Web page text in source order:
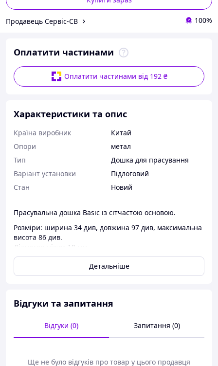
Продавець Сервіс-СВ 100%
Оплатити частинами
Оплатити частинами від 192 ₴
Характеристики та опис
Країна виробник
Китай
Опори
метал
Тип
Дошка для прасування
Варіант установки
Підлоговий
Стан
Новий
Прасувальна дошка Basic із сітчастою основою.
Розміри: ширина 34 див, довжина 97 див, максимальна
висота 86 див.
Діаметер ніжок 19 мм.
Порошкове покриття металевих поверхонь.
Чохол виготовлений зі 100% бавовни.
Підкладка виготовлена ​​з щільної повсті, 10 мм.
Детальніше
Відгуки та запитання
Відгуки (0) Запитання (0)
Ще не було відгуків про товар у цього продавця